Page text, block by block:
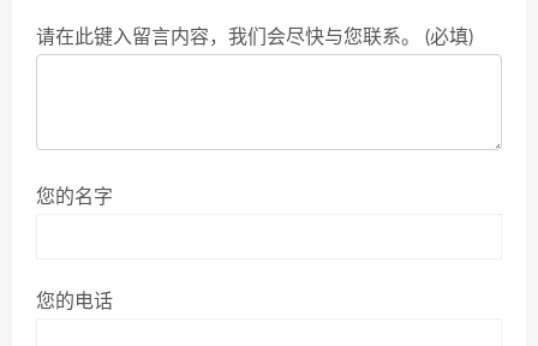
请在此键入留言内容，我们会尽快与您联系。 (必填)
您的名字
您的电话